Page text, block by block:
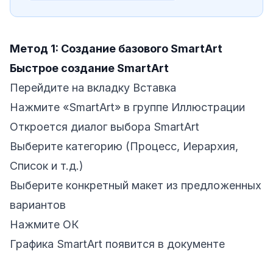
Метод 1: Создание базового SmartArt
Быстрое создание SmartArt
Перейдите на вкладку Вставка
Нажмите «SmartArt» в группе Иллюстрации
Откроется диалог выбора SmartArt
Выберите категорию (Процесс, Иерархия,
Список и т.д.)
Выберите конкретный макет из предложенных
вариантов
Нажмите ОК
Графика SmartArt появится в документе